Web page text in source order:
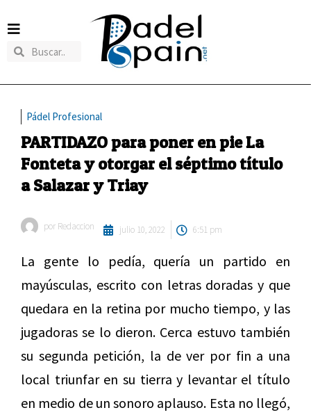
Pádel Profesional
PARTIDAZO para poner en pie La
Fonteta y otorgar el séptimo título
a Salazar y Triay
por Redaccion julio 10, 2022 6:51 pm
La gente lo pedía, quería un partido en
mayúsculas, escrito con letras doradas y que
quedara en la retina por mucho tiempo, y las
jugadoras se lo dieron. Cerca estuvo también
su segunda petición, la de ver por fin a una
local triunfar en su tierra y levantar el título
en medio de un sonoro aplauso. Esta no llegó,